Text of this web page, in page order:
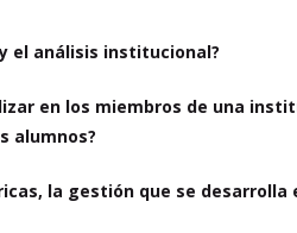
el análisis institucional?
en los miembros de una
alumnos?
la gestión que se desarrolla